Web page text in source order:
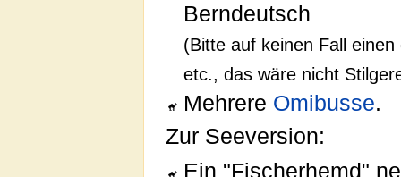
Berndeutsch
(Bitte auf keinen Fall
etc., das wäre nicht
Mehrere Omibusse.
Zur Seeversion:
Ein "Fischerhemd"